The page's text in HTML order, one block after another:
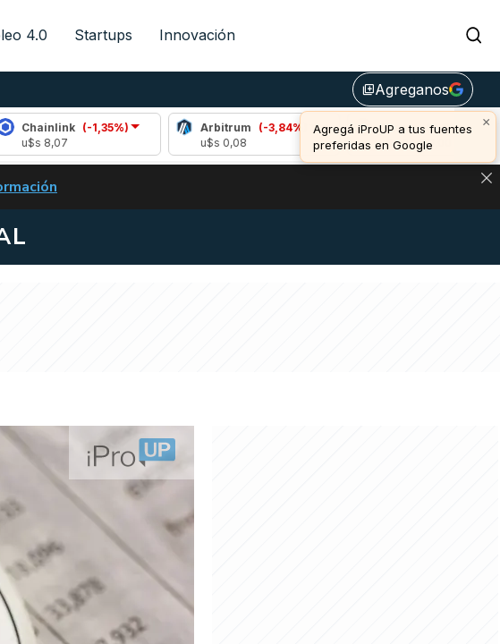
4.0 Startups Innovación
library_addAgreganos
×
Agregá iProUP a tus fuentes
preferidas en Google
(-1,35%)
Arbitrum
(-3,84%)
Bitcoin (0,81%)
u$s 64.611,00
EL CARRY TRADE DE BITCOIN Y ESTA SEÑAL DEFINE LOS PRECIOS DE